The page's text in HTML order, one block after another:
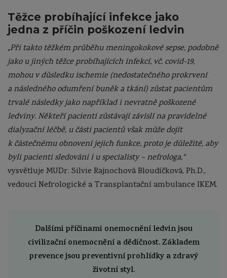
Těžce probíhající infekce jako
jedna z příčin poškození ledvin
„Při takto těžkém průběhu meningokokové sepse, podobně
jako u jiných těžce probíhajících infekcí, vč. covid-19,
mohou v důsledku ischemie (nedostatečného prokrvení
a následného odumření buněk a tkání) zůstat pacientům
trvalé následky jako například i nevratně poškozené
ledviny. Někteří pacienti zůstávají závislí na pravidelné
dialyzační léčbě, u části pacientů však může dojít
k částečnému obnovení jejich funkce, proto je důležité, aby
byli pacienti sledováni i u specialisty – nefrologa,“
vysvětluje MUDr. Silvie Rajnochová Bloudíčková, Ph.D.,
vedoucí Nefrologické a Transplantační ambulance IKEM.
Dalšími příčinami onemocnění ledvin jsou
civilizační onemocnění a dědičnost. Základem
prevence jsou preventivní prohlídky a zdravý
životní styl.